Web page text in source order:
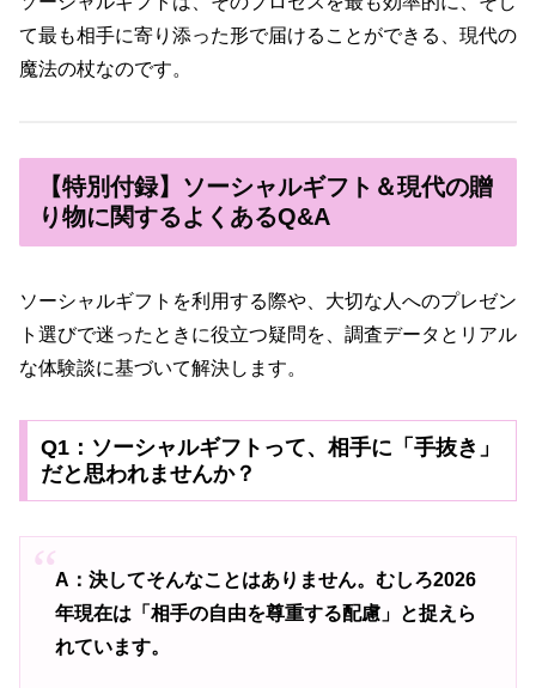
て最も相手に寄り添った形で届けることができる、現代の
魔法の杖なのです。
【特別付録】ソーシャルギフト＆現代の贈
り物に関するよくあるQ&A
ソーシャルギフトを利用する際や、大切な人へのプレゼン
ト選びで迷ったときに役立つ疑問を、調査データとリアル
な体験談に基づいて解決します。
Q1：ソーシャルギフトって、相手に「手抜き」
だと思われませんか？
A：決してそんなことはありません。むしろ2026
年現在は「相手の自由を尊重する配慮」と捉えら
れています。